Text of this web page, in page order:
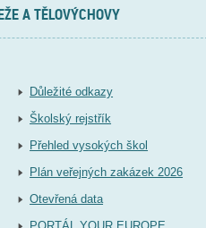
A TĚLOVÝCHOVY
Důležité odkazy
Školský rejstřík
Přehled vysokých škol
Plán veřejných zakázek 2026
Otevřená data